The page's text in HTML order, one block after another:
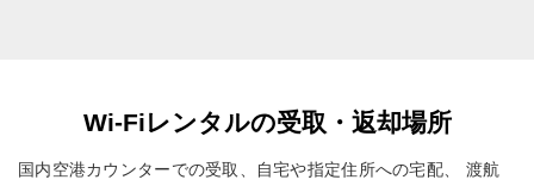
Wi-Fiレンタルの受取・返却場所
国内空港カウンターでの受取、自宅や指定住所への宅配、
渡航